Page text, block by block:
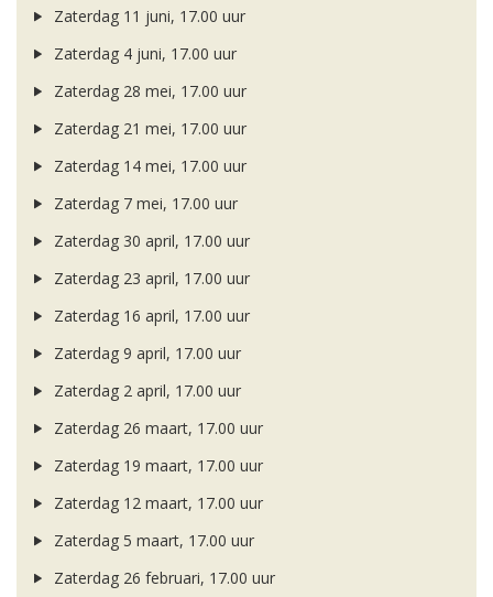
Zaterdag 11 juni, 17.00 uur
Zaterdag 4 juni, 17.00 uur
Zaterdag 28 mei, 17.00 uur
Zaterdag 21 mei, 17.00 uur
Zaterdag 14 mei, 17.00 uur
Zaterdag 7 mei, 17.00 uur
Zaterdag 30 april, 17.00 uur
Zaterdag 23 april, 17.00 uur
Zaterdag 16 april, 17.00 uur
Zaterdag 9 april, 17.00 uur
Zaterdag 2 april, 17.00 uur
Zaterdag 26 maart, 17.00 uur
Zaterdag 19 maart, 17.00 uur
Zaterdag 12 maart, 17.00 uur
Zaterdag 5 maart, 17.00 uur
Zaterdag 26 februari, 17.00 uur